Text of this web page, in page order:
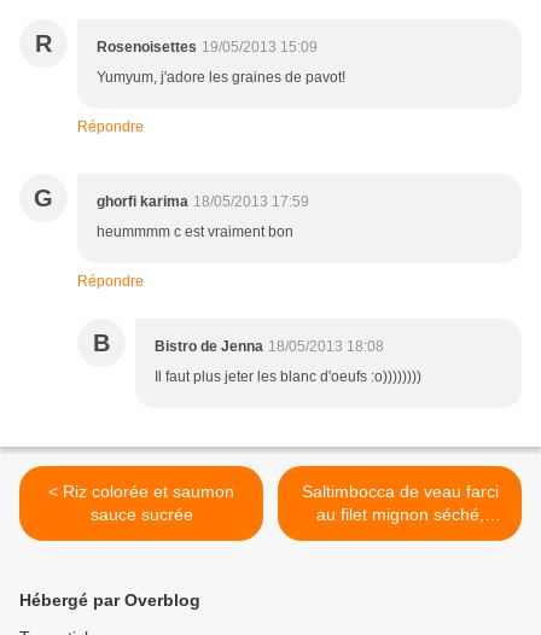
R Rosenoisettes 19/05/2013 15:09
Yumyum, j'adore les graines de pavot!
Répondre
G ghorfi karima 18/05/2013 17:59
heummmm c est vraiment bon
Répondre
B Bistro de Jenna 18/05/2013 18:08
Il faut plus jeter les blanc d'oeufs :o))))))))
< Riz colorée et saumon
sauce sucrée
Saltimbocca de veau farci
au filet mignon séché,
mozzarelle et pruneaux >
Hébergé par Overblog